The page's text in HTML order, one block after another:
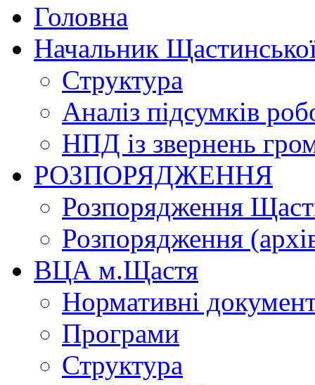
Головна
Начальник
Структура
Аналіз підсумків
НПД із звернень
РОЗПОРЯДЖЕННЯ
Розпорядження
Розпорядження
ВЦА м.Щастя
Нормативні
Програми
Структура